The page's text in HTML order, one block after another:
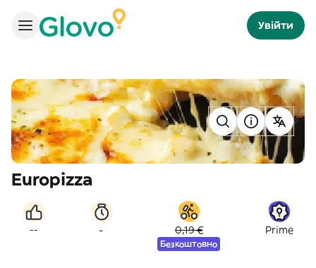
Увійти
Europizza
-- - 0,19 €
Безкоштовно
Prime